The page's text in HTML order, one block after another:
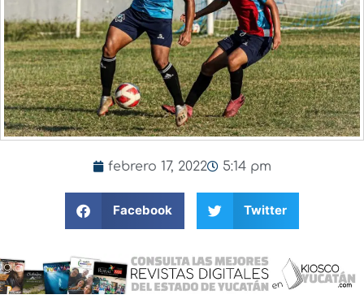
febrero 17, 2022 5:14 pm
Facebook Twitter